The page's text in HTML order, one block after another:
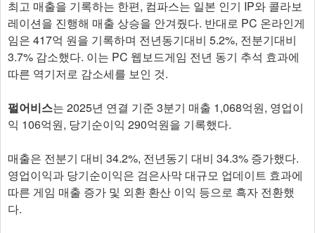
최고 매출을 기록하는 한편, 컴파스는 일본 인기 IP와 콜라보
레이션을 진행해 매출 상승을 안겨줬다. 반대로 PC 온라인게
임은 417억 원을 기록하며 전년동기대비 5.2%, 전분기대비
3.7% 감소했다. 이는 PC 웹보드게임 전년 동기 추석 효과에
따른 역기저로 감소세를 보인 것.
펄어비스는 2025년 연결 기준 3분기 매출 1,068억원, 영업이
익 106억원, 당기순이익 290억원을 기록했다.
매출은 전분기 대비 34.2%, 전년동기 대비 34.3% 증가했다.
영업이익과 당기순이익은 검은사막 대규모 업데이트 효과에
따른 게임 매출 증가 및 외환 환산 이익 등으로 흑자 전환했
다.​